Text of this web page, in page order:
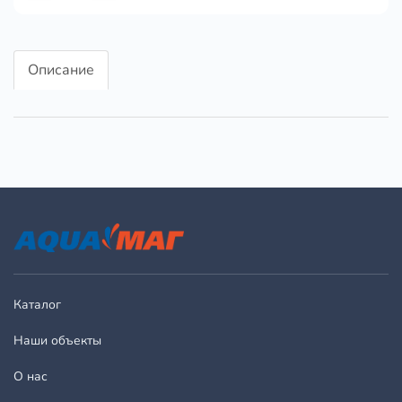
Описание
Каталог
Наши объекты
О нас